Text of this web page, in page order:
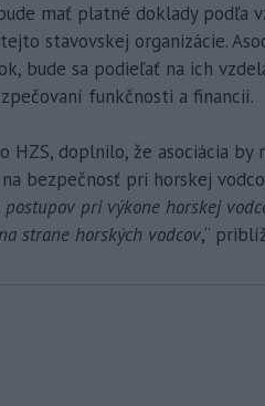
mať platné doklady podľa
stavovskej organizácie.
bude sa podieľať na ich
funkčnosti a financií.
doplnilo, že asociácia by
bezpečnosť pri horskej
pri výkone horskej
strane horských vodcov,“